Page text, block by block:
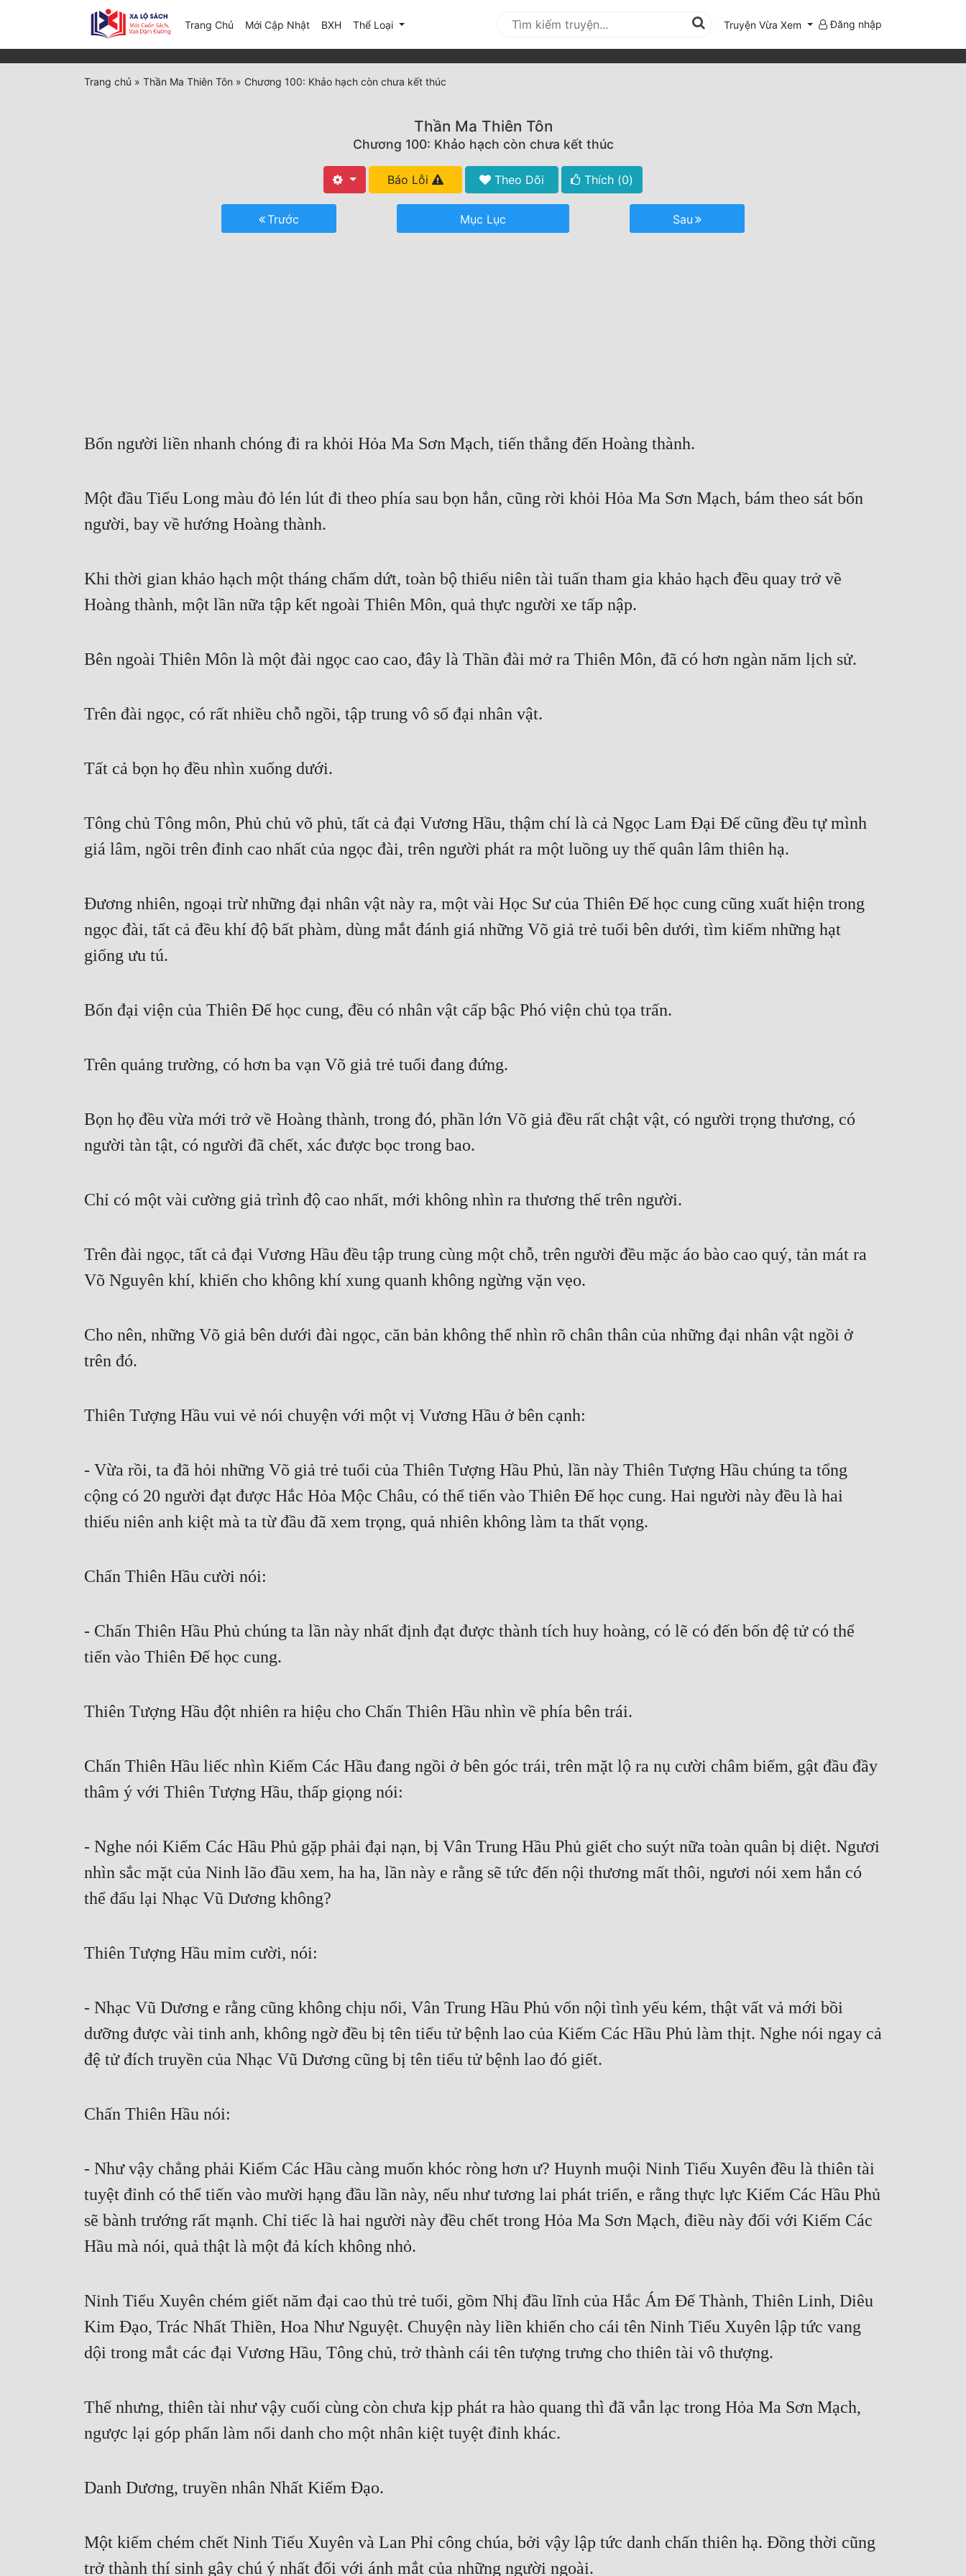
Trang Chủ Mới Cập Nhật(current)
BXH Thể Loại Truyện Vừa Xem Đăng nhập
Trang chủ » Thần Ma Thiên Tôn » Chương 100: Khảo hạch còn chưa kết thúc
Thần Ma Thiên Tôn
Chương 100: Khảo hạch còn chưa kết thúc
Báo Lỗi Theo Dõi Thích (0)
Trước Mục Lục Sau
Bốn người liền nhanh chóng đi ra khỏi Hỏa Ma Sơn Mạch, tiến thẳng đến Hoàng thành.
Một đầu Tiểu Long màu đỏ lén lút đi theo phía sau bọn hắn, cũng rời khỏi Hỏa Ma Sơn Mạch, bám theo sát bốn
người, bay về hướng Hoàng thành.
Khi thời gian khảo hạch một tháng chấm dứt, toàn bộ thiếu niên tài tuấn tham gia khảo hạch đều quay trở về
Hoàng thành, một lần nữa tập kết ngoài Thiên Môn, quả thực người xe tấp nập.
Bên ngoài Thiên Môn là một đài ngọc cao cao, đây là Thần đài mở ra Thiên Môn, đã có hơn ngàn năm lịch sử.
Trên đài ngọc, có rất nhiều chỗ ngồi, tập trung vô số đại nhân vật.
Tất cả bọn họ đều nhìn xuống dưới.
Tông chủ Tông môn, Phủ chủ võ phủ, tất cả đại Vương Hầu, thậm chí là cả Ngọc Lam Đại Đế cũng đều tự mình
giá lâm, ngồi trên đỉnh cao nhất của ngọc đài, trên người phát ra một luồng uy thế quân lâm thiên hạ.
Đương nhiên, ngoại trừ những đại nhân vật này ra, một vài Học Sư của Thiên Đế học cung cũng xuất hiện trong
ngọc đài, tất cả đều khí độ bất phàm, dùng mắt đánh giá những Võ giả trẻ tuổi bên dưới, tìm kiếm những hạt
giống ưu tú.
Bốn đại viện của Thiên Đế học cung, đều có nhân vật cấp bậc Phó viện chủ tọa trấn.
Trên quảng trường, có hơn ba vạn Võ giả trẻ tuổi đang đứng.
Bọn họ đều vừa mới trở về Hoàng thành, trong đó, phần lớn Võ giả đều rất chật vật, có người trọng thương, có
người tàn tật, có người đã chết, xác được bọc trong bao.
Chỉ có một vài cường giả trình độ cao nhất, mới không nhìn ra thương thế trên người.
Trên đài ngọc, tất cả đại Vương Hầu đều tập trung cùng một chỗ, trên người đều mặc áo bào cao quý, tản mát ra
Võ Nguyên khí, khiến cho không khí xung quanh không ngừng vặn vẹo.
Cho nên, những Võ giả bên dưới đài ngọc, căn bản không thể nhìn rõ chân thân của những đại nhân vật ngồi ở
trên đó.
Thiên Tượng Hầu vui vẻ nói chuyện với một vị Vương Hầu ở bên cạnh:
- Vừa rồi, ta đã hỏi những Võ giả trẻ tuổi của Thiên Tượng Hầu Phủ, lần này Thiên Tượng Hầu chúng ta tổng
cộng có 20 người đạt được Hắc Hỏa Mộc Châu, có thể tiến vào Thiên Đế học cung. Hai người này đều là hai
thiếu niên anh kiệt mà ta từ đầu đã xem trọng, quả nhiên không làm ta thất vọng.
Chấn Thiên Hầu cười nói:
- Chấn Thiên Hầu Phủ chúng ta lần này nhất định đạt được thành tích huy hoàng, có lẽ có đến bốn đệ tử có thể
tiến vào Thiên Đế học cung.
Thiên Tượng Hầu đột nhiên ra hiệu cho Chấn Thiên Hầu nhìn về phía bên trái.
Chấn Thiên Hầu liếc nhìn Kiếm Các Hầu đang ngồi ở bên góc trái, trên mặt lộ ra nụ cười châm biếm, gật đầu đầy
thâm ý với Thiên Tượng Hầu, thấp giọng nói:
- Nghe nói Kiếm Các Hầu Phủ gặp phải đại nạn, bị Vân Trung Hầu Phủ giết cho suýt nữa toàn quân bị diệt. Ngươi
nhìn sắc mặt của Ninh lão đầu xem, ha ha, lần này e rằng sẽ tức đến nội thương mất thôi, ngươi nói xem hắn có
thể đấu lại Nhạc Vũ Dương không?
Thiên Tượng Hầu mỉm cười, nói:
- Nhạc Vũ Dương e rằng cũng không chịu nổi, Vân Trung Hầu Phủ vốn nội tình yếu kém, thật vất vả mới bồi
dưỡng được vài tinh anh, không ngờ đều bị tên tiểu tử bệnh lao của Kiếm Các Hầu Phủ làm thịt. Nghe nói ngay cả
đệ tử đích truyền của Nhạc Vũ Dương cũng bị tên tiểu tử bệnh lao đó giết.
Chấn Thiên Hầu nói:
- Như vậy chẳng phải Kiếm Các Hầu càng muốn khóc ròng hơn ư? Huynh muội Ninh Tiểu Xuyên đều là thiên tài
tuyệt đỉnh có thể tiến vào mười hạng đầu lần này, nếu như tương lai phát triển, e rằng thực lực Kiếm Các Hầu Phủ
sẽ bành trướng rất mạnh. Chỉ tiếc là hai người này đều chết trong Hỏa Ma Sơn Mạch, điều này đối với Kiếm Các
Hầu mà nói, quả thật là một đả kích không nhỏ.
Ninh Tiểu Xuyên chém giết năm đại cao thủ trẻ tuổi, gồm Nhị đầu lĩnh của Hắc Ám Đế Thành, Thiên Linh, Diêu
Kim Đạo, Trác Nhất Thiền, Hoa Như Nguyệt. Chuyện này liền khiến cho cái tên Ninh Tiểu Xuyên lập tức vang
dội trong mắt các đại Vương Hầu, Tông chủ, trở thành cái tên tượng trưng cho thiên tài vô thượng.
Thế nhưng, thiên tài như vậy cuối cùng còn chưa kịp phát ra hào quang thì đã vẫn lạc trong Hỏa Ma Sơn Mạch,
ngược lại góp phẩn làm nổi danh cho một nhân kiệt tuyệt đỉnh khác.
Danh Dương, truyền nhân Nhất Kiếm Đạo.
Một kiếm chém chết Ninh Tiểu Xuyên và Lan Phỉ công chúa, bởi vậy lập tức danh chấn thiên hạ. Đồng thời cũng
trở thành thí sinh gây chú ý nhất đối với ánh mắt của những người ngoài.